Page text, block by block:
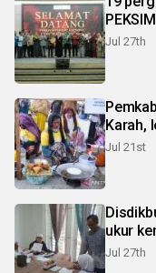
Jul 27th
Karah,
Jul 21st
ukur
Jul 27th